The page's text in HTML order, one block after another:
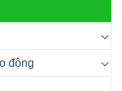
động